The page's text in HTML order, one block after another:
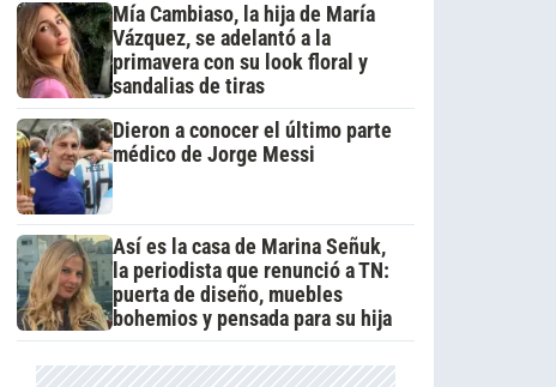
Mía Cambiaso, la hija de María
Vázquez, se adelantó a la
primavera con su look floral y
sandalias de tiras
Dieron a conocer el último parte
médico de Jorge Messi
Así es la casa de Marina Señuk,
la periodista que renunció a TN:
puerta de diseño, muebles
bohemios y pensada para su hija